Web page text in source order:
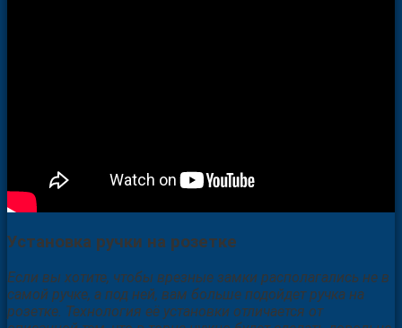
Установка ручки на розетке
Если вы хотите, чтобы врезные замки располагались не в
самой ручке, а под ней, вам больше подойдет ручка на
розетке. Технология её установки отличается от